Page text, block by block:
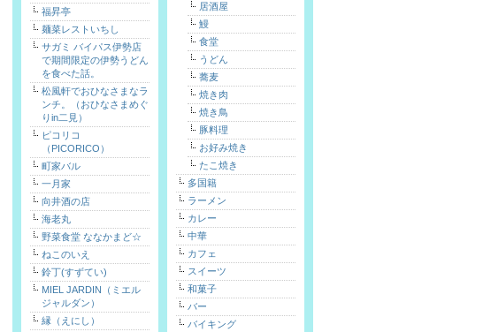
福昇亭
麺菜レストいちし
サガミ バイパス伊勢店
で期間限定の伊勢うどん
を食べた話。
松風軒でおひなさまなラ
ンチ。（おひなさまめぐ
りin二見）
ピコリコ
（PICORICO）
町家バル
一月家
向井酒の店
海老丸
野菜食堂 ななかまど☆
ねこのいえ
鈴丁(すずてい)
MIEL JARDIN（ミエル
ジャルダン）
縁（えにし）
居酒屋
鰻
食堂
うどん
蕎麦
焼き肉
焼き鳥
豚料理
お好み焼き
たこ焼き
多国籍
ラーメン
カレー
中華
カフェ
スイーツ
和菓子
バー
バイキング